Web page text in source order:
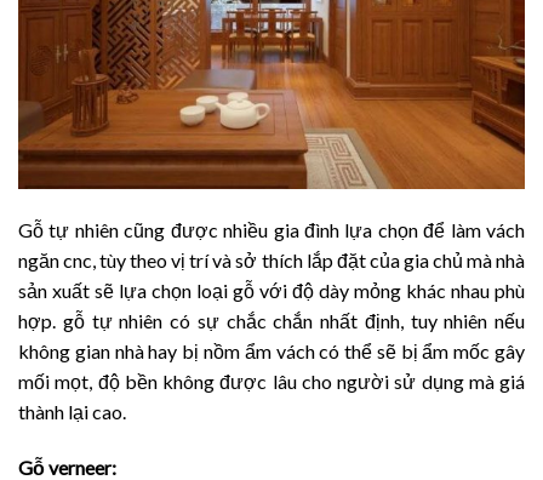
Gỗ tự nhiên cũng được nhiều gia đình lựa chọn để làm vách
ngăn cnc, tùy theo vị trí và sở thích lắp đặt của gia chủ mà nhà
sản xuất sẽ lựa chọn loại gỗ với độ dày mỏng khác nhau phù
hợp. gỗ tự nhiên có sự chắc chắn nhất định, tuy nhiên nếu
không gian nhà hay bị nồm ẩm vách có thể sẽ bị ẩm mốc gây
mối mọt, độ bền không được lâu cho người sử dụng mà giá
thành lại cao.
Gỗ verneer: